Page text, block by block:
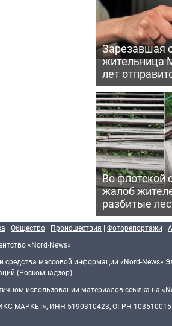
Зарезавшая
жительница
лет
Во флотской
жалоб
разбитые
| Общество | Происшествия | Фоторепортажи |
«Nord-News»
средства массовой информации «Nord-
(Роскомнадзор).
использовании материалов ссылка на
МАРКЕТ», ИНН 5190310423, ОГРН
Максим Сергеевич